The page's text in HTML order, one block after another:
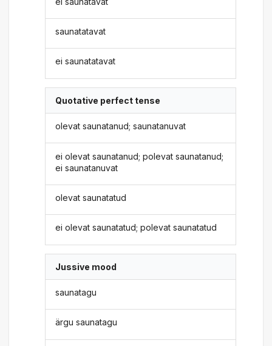
saunatatavat
ei saunatatavat
Quotative perfect tense
olevat saunatanud; saunatanuvat
ei olevat saunatanud; polevat saunatanud;
ei saunatanuvat
olevat saunatatud
ei olevat saunatatud; polevat saunatatud
Jussive mood
saunatagu
ärgu saunatagu